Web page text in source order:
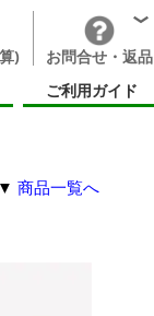
)
お問合せ・返品
ご利用ガイド
▼ 商品一覧へ